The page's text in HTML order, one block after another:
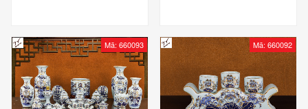
Mã: 660093 Mã: 660092